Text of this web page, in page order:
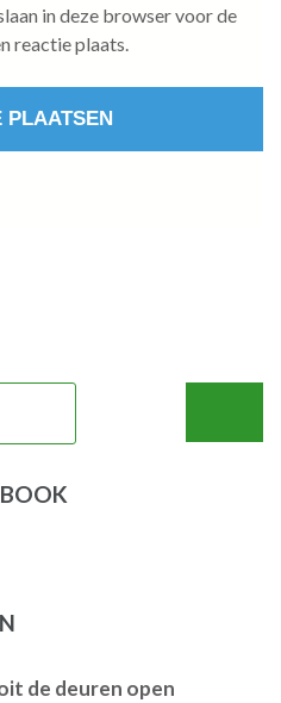
in deze browser voor de
reactie plaats.
de deuren open